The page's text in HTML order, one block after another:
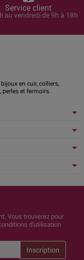
Service client
au vendredi de 9h à 18h
en cuir, colliers,
perles et fermoirs.
Vous trouverez pour
d'utilisation